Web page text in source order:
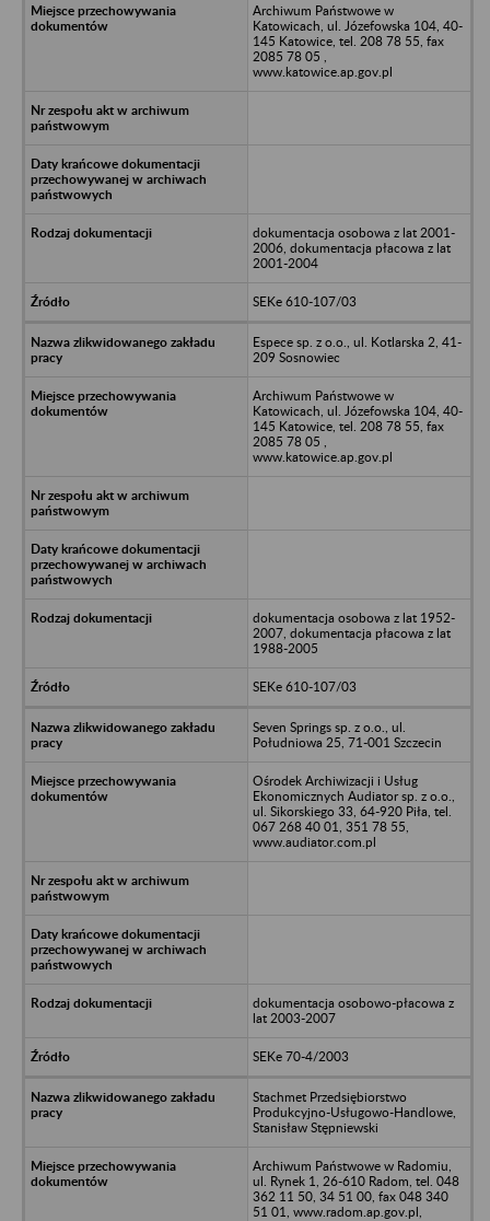
Archiwum Państwowe w
Katowicach, ul. Józefowska 104, 40-
145 Katowice, tel. 208 78 55, fax
2085 78 05 ,
www.katowice.ap.gov.pl
dokumentacja osobowa z lat 2001-
2006, dokumentacja płacowa z lat
2001-2004
SEKe 610-107/03
Espece sp. z o.o., ul. Kotlarska 2, 41-
209 Sosnowiec
Archiwum Państwowe w
Katowicach, ul. Józefowska 104, 40-
145 Katowice, tel. 208 78 55, fax
2085 78 05 ,
www.katowice.ap.gov.pl
dokumentacja osobowa z lat 1952-
2007, dokumentacja płacowa z lat
1988-2005
SEKe 610-107/03
Seven Springs sp. z o.o., ul.
Południowa 25, 71-001 Szczecin
Ośrodek Archiwizacji i Usług
Ekonomicznych Audiator sp. z o.o.,
ul. Sikorskiego 33, 64-920 Piła, tel.
067 268 40 01, 351 78 55,
www.audiator.com.pl
dokumentacja osobowo-płacowa z
lat 2003-2007
SEKe 70-4/2003
Stachmet Przedsiębiorstwo
Produkcyjno-Usługowo-Handlowe,
Stanisław Stępniewski
Archiwum Państwowe w Radomiu,
ul. Rynek 1, 26-610 Radom, tel. 048
362 11 50, 34 51 00, fax 048 340
51 01, www.radom.ap.gov.pl,